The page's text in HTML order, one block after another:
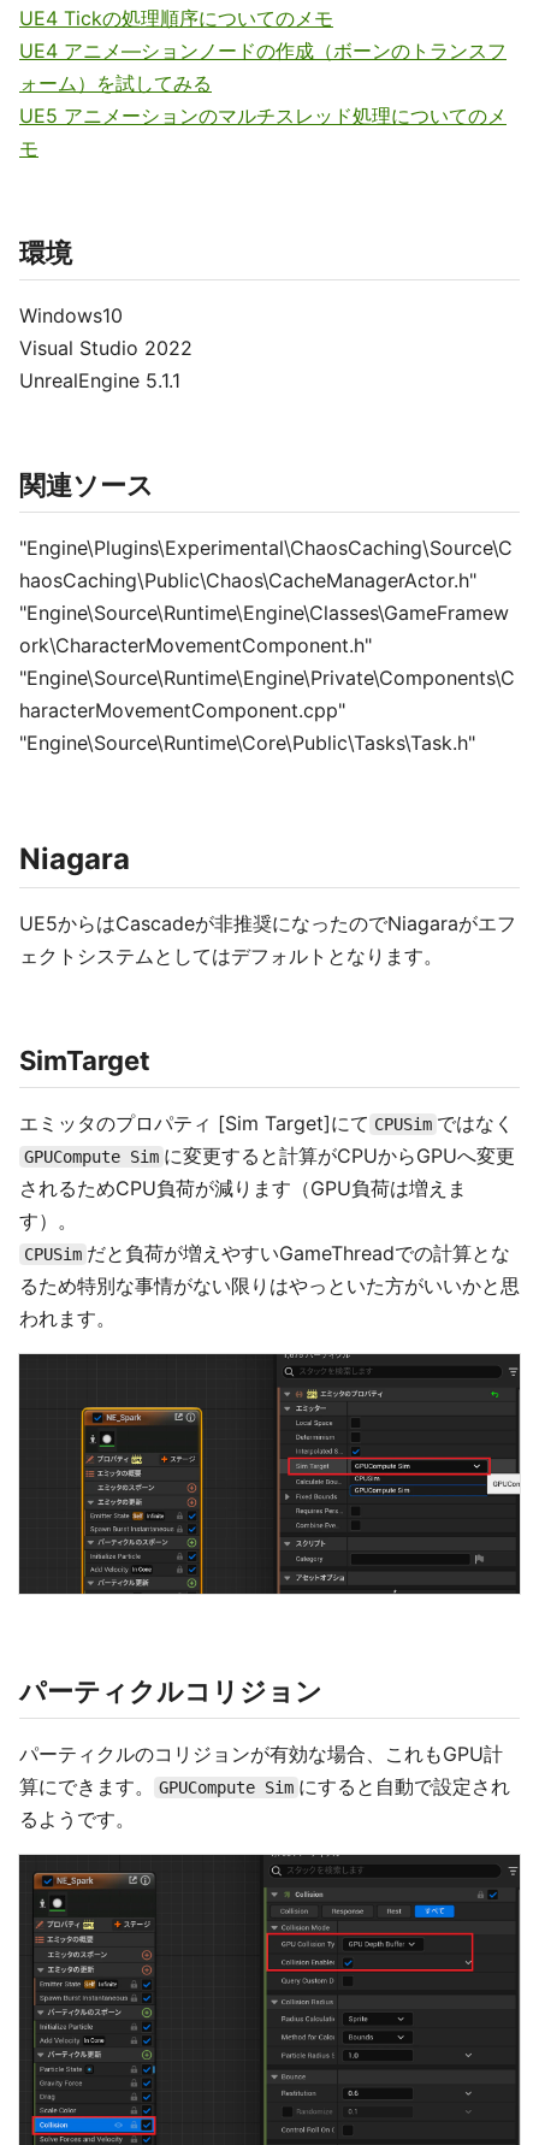
UE4 Tickの処理順序についてのメモ
UE4 アニメ―ションノードの作成（ボーンのトランスフ
ォーム）を試してみる
UE5 アニメーションのマルチスレッド処理についてのメ
モ
環境
Windows10
Visual Studio 2022
UnrealEngine 5.1.1
関連ソース
"Engine\Plugins\Experimental\ChaosCaching\Source\C
haosCaching\Public\Chaos\CacheManagerActor.h"
"Engine\Source\Runtime\Engine\Classes\GameFramew
ork\CharacterMovementComponent.h"
"Engine\Source\Runtime\Engine\Private\Components\C
haracterMovementComponent.cpp"
"Engine\Source\Runtime\Core\Public\Tasks\Task.h"
Niagara
UE5からはCascadeが非推奨になったのでNiagaraがエフ
ェクトシステムとしてはデフォルトとなります。
SimTarget
エミッタのプロパティ [Sim Target]にて CPUSim ではなく
GPUCompute Sim に変更すると計算がCPUからGPUへ変更
されるためCPU負荷が減ります（GPU負荷は増えま
す）。
CPUSim だと負荷が増えやすいGameThreadでの計算とな
るため特別な事情がない限りはやっといた方がいいかと思
われます。
パーティクルコリジョン
パーティクルのコリジョンが有効な場合、これもGPU計
算にできます。
GPUCompute Sim にすると自動で設定され
るようです。